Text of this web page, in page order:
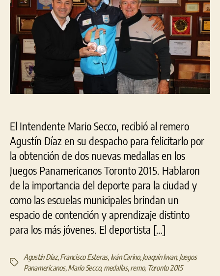
al
en
los
El Intendente Mario Secco, recibió al remero
Agustín Díaz en su despacho para felicitarlo por
la obtención de dos nuevas medallas en los
Juegos Panamericanos Toronto 2015. Hablaron
de la importancia del deporte para la ciudad y
como las escuelas municipales brindan un
espacio de contención y aprendizaje distinto
para los más jóvenes. El deportista […]
Etiquetas
Agustín Díaz,Francisco Esteras, Iván Carino,Joaquín Iwan, Juegos
Panamericanos,Mario Secco, medallas,remo, Toronto 2015